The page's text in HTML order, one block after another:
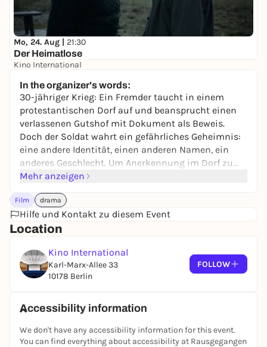
Mo, 24. Aug | 21:30
Der Heimatlose
Kino International
In the organizer's words:
30-jähriger Krieg: Ein Fremder taucht in einem
protestantischen Dorf auf und beansprucht einen
verlassenen Gutshof mit Dokument als Beweis.
Doch der Soldat wahrt ein gefährliches Geheimnis:
eine andere Identität, einen anderen Namen, ein
anderes Geschlecht. Um Anerkennung im Dorf zu
erlangen, plant er sogar eine arrangierte Ehe mit der
hält bald alles für möglich.
Mehr anzeigen
Film drama
Hilfe und Kontakt zu diesem Event
Location
Kino International
Karl-Marx-Allee 33
10178 Berlin
FOLLOW
Accessibility information
We don't have any accessibility information for this event.
You can find everything about accessibility at Rausgegangen